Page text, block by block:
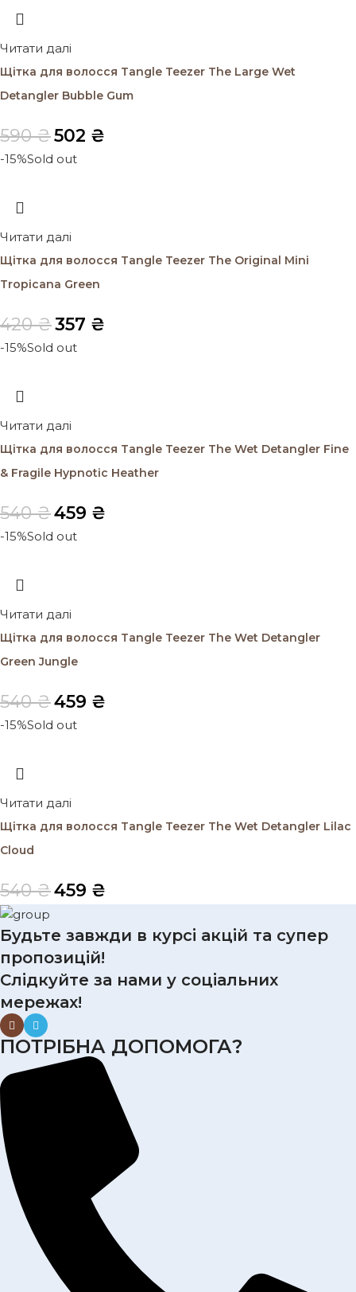
Читати далі
Щітка для волосся Tangle Teezer The Large Wet
Detangler Bubble Gum
590₴502 ₴
-15%Sold out
Читати далі
Щітка для волосся Tangle Teezer The Original Mini
Tropicana Green
420₴357 ₴
-15%Sold out
Читати далі
Щітка для волосся Tangle Teezer The Wet Detangler Fine
& Fragile Hypnotic Heather
540₴459 ₴
-15%Sold out
Читати далі
Щітка для волосся Tangle Teezer The Wet Detangler
Green Jungle
540₴459 ₴
-15%Sold out
Читати далі
Щітка для волосся Tangle Teezer The Wet Detangler Lilac
Cloud
540₴459 ₴
Будьте завжди в курсі акцій та супер
пропозицій!
Слідкуйте за нами у соціальних
мережах!
ПОТРІБНА ДОПОМОГА?